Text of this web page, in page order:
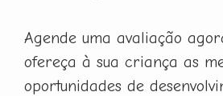
Agende uma avaliação
ofereça à sua criança as
oportunidades de